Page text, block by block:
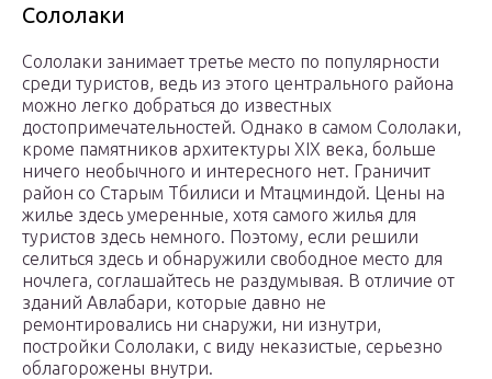
Сололаки
Сололаки занимает третье место по популярности
среди туристов, ведь из этого центрального района
можно легко добраться до известных
достопримечательностей. Однако в самом Сололаки,
кроме памятников архитектуры XIX века, больше
ничего необычного и интересного нет. Граничит
район со Старым Тбилиси и Мтацминдой. Цены на
жилье здесь умеренные, хотя самого жилья для
туристов здесь немного. Поэтому, если решили
селиться здесь и обнаружили свободное место для
ночлега, соглашайтесь не раздумывая. В отличие от
зданий Авлабари, которые давно не
ремонтировались ни снаружи, ни изнутри,
постройки Сололаки, с виду неказистые, серьезно
облагорожены внутри.